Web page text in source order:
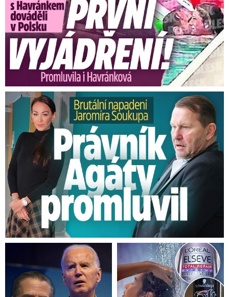
Brutální napadení Soukupa. Právník Agáty promluvil